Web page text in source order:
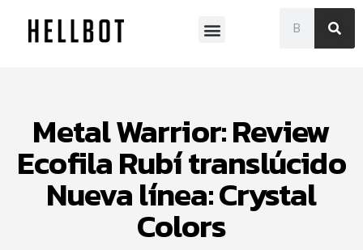
Metal Warrior: Review
Ecofila Rubí translúcido
Nueva línea: Crystal
Colors